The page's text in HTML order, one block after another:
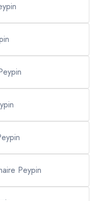
Peypin